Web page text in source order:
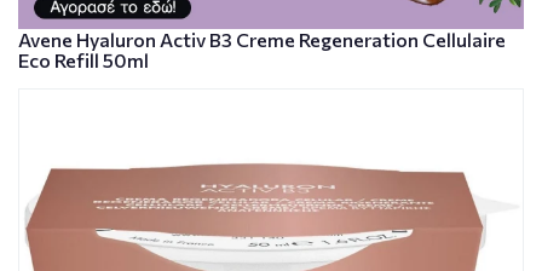
Avene Hyaluron Activ B3 Creme Regeneration Cellulaire
Eco Refill 50ml